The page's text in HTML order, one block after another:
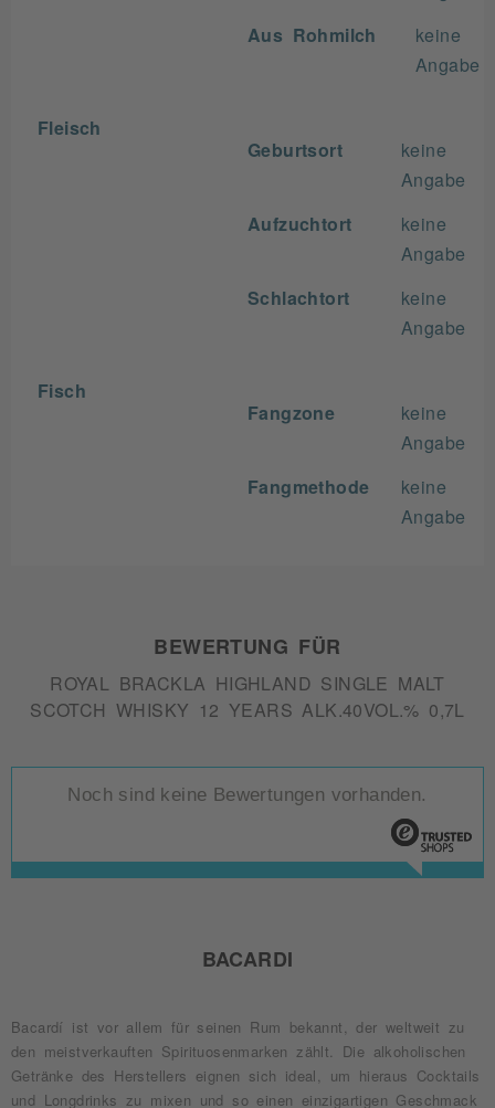
Aus Rohmilch
keine
Angabe
Fleisch
Geburtsort
keine
Angabe
Aufzuchtort
keine
Angabe
Schlachtort
keine
Angabe
Fisch
Fangzone
keine
Angabe
Fangmethode
keine
Angabe
BEWERTUNG FÜR
ROYAL BRACKLA HIGHLAND SINGLE MALT
SCOTCH WHISKY 12 YEARS ALK.40VOL.% 0,7L
Noch sind keine Bewertungen vorhanden.
BACARDI
Bacardí ist vor allem für seinen Rum bekannt, der weltweit zu
den meistverkauften Spirituosenmarken zählt. Die alkoholischen
Getränke des Herstellers eignen sich ideal, um hieraus Cocktails
und Longdrinks zu mixen und so einen einzigartigen Geschmack